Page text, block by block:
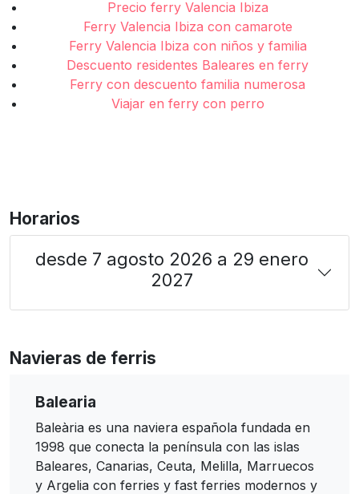
Precio ferry Valencia Ibiza
Ferry Valencia Ibiza con camarote
Ferry Valencia Ibiza con niños y familia
Descuento residentes Baleares en ferry
Ferry con descuento familia numerosa
Viajar en ferry con perro
Horarios
desde 7 agosto 2026 a 29 enero
2027
Navieras de ferris
Balearia
Baleària es una naviera española fundada en
1998 que conecta la península con las islas
Baleares, Canarias, Ceuta, Melilla, Marruecos
y Argelia con ferries y fast ferries modernos y